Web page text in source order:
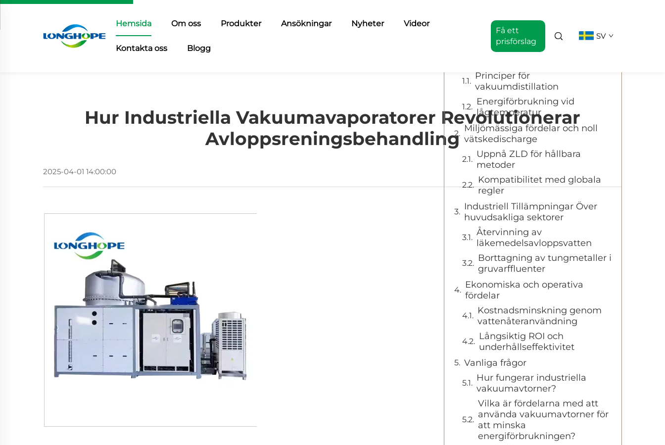
Hemsida Om oss Produkter Ansökningar Nyheter Videor
Kontakta oss Blogg
Få ett
prisförslag
SV
Hur Industriella Vakuumavaporatorer Revolutionerar
Avloppsreningsbehandling
2025-04-01 14:00:00
Innehållsförteckning
Kärnmekanismer hos industriella
Principer för
vakuumdistillation
Energiförbrukning vid
lågtemperatur
Miljömässiga fördelar och noll
vätskedischarge
Uppnå ZLD för hållbara
metoder
Kompatibilitet med globala
regler
Industriell Tillämpningar Över
huvudsakliga sektorer
Återvinning av
läkemedelsavloppsvatten
Borttagning av tungmetaller i
gruvarffluenter
Ekonomiska och operativa
fördelar
Kostnadsminskning genom
vattenåteranvändning
Långsiktig ROI och
underhållseffektivitet
Vanliga frågor
Hur fungerar industriella
vakuumavtorner?
Vilka är fördelarna med att
använda vakuumavtorner för
att minska
energiförbrukningen?